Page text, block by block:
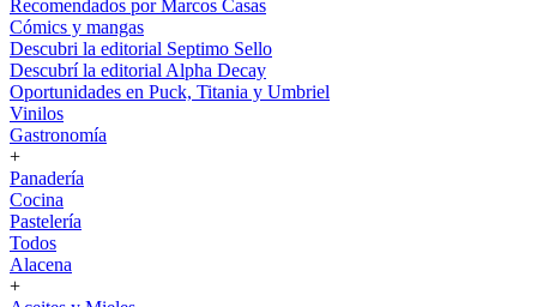
Recomendados por Marcos Casas
Cómics y mangas
Descubri la editorial Septimo Sello
Descubrí la editorial Alpha Decay
Oportunidades en Puck, Titania y Umbriel
Vinilos
Gastronomía
+
Panadería
Cocina
Pastelería
Todos
Alacena
+